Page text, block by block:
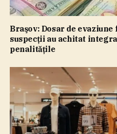
Braşov: Dosar de evaziune
suspecţii au achitat
penalităţile